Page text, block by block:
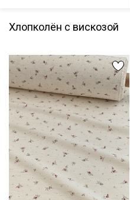
Хлопколён с вискозой